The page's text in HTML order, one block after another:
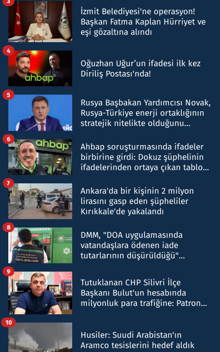
İzmit Belediyesi'ne operasyon!
Başkan Fatma Kaplan Hürriyet ve
eşi gözaltına alındı
Oğuzhan Uğur’un ifadesi ilk kez
Diriliş Postası'nda!
4
Rusya Başbakan Yardımcısı Novak,
Rusya-Türkiye enerji ortaklığının
stratejik nitelikte olduğunu
5
Ahbap soruşturmasında ifadeler
birbirine girdi: Dokuz şüphelinin
ifadelerinden ortaya çıkan tablo
6
Ankara'da bir kişinin 2 milyon
lirasını gasp eden şüpheliler
Kırıkkale'de yakalandı
7
DMM, "DOA uygulamasında
vatandaşlara ödenen iade
tutarlarının düşürüldüğü"
8
Tutuklanan CHP Silivri İlçe
Başkanı Bulut'un hesabında
milyonluk para trafiğine: Patron
9
Husiler: Suudi Arabistan'ın
Aramco tesislerini hedef aldık
10